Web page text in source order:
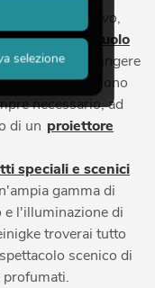
dal vivo,
lanebbia al suolo
possono raggiungere
tutti gli effetti sono
necessario, ad
di un proiettore
speciali e scenici
gamma di
l'illuminazione di
troverai tutto
scenico di
selezione